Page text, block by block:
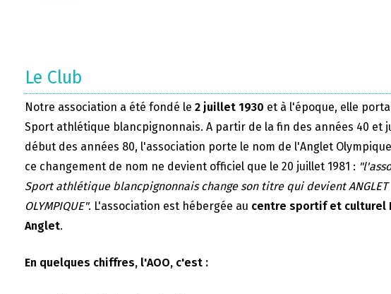
Le Club
Notre association a été fondé le 2 juillet 1930 et à l'époque, elle
Sport athlétique blancpignonnais. A partir de la fin des années 40 et
début des années 80, l'association porte le nom de l'Anglet
ce changement de nom ne devient officiel que le 20 juillet 1981 :
Sport athlétique blancpignonnais change son titre qui devient ANGLET
OLYMPIQUE". L'association est hébergée au centre sportif et culturel
Anglet.
En quelques chiffres, l'AOO, c'est :